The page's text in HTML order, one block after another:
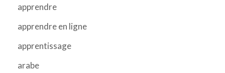
apprendre
apprendre en ligne
apprentissage
arabe